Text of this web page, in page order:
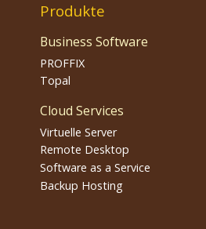
Produkte
Business Software
PROFFIX
Topal
Cloud Services
Virtuelle Server
Remote Desktop
Software as a Service
Backup Hosting